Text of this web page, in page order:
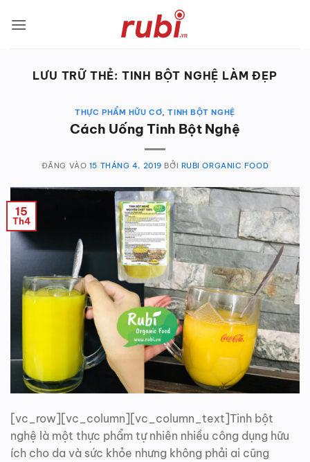
qua
LƯU TRỮ THẺ: TINH BỘT NGHỆ LÀM ĐẸP
THỰC PHẨM HỮU CƠ,TINH BỘT NGHỆ
Cách Uống Tinh Bột Nghệ
ĐĂNG VÀO 15 THÁNG 4, 2019 BỞI RUBI ORGANIC FOOD
15
Th4
[vc_row][vc_column][vc_column_text]Tinh bột
nghệ là một thực phẩm tự nhiên nhiều công dụng hữu
ích cho da và sức khỏe nhưng không phải ai cũng